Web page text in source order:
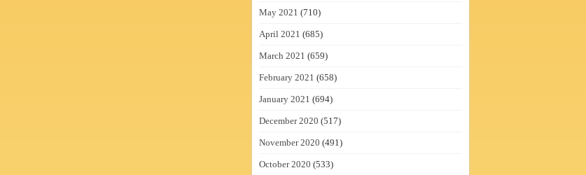
May 2021 (710)
April 2021 (685)
March 2021 (659)
February 2021 (658)
January 2021 (694)
December 2020 (517)
November 2020 (491)
October 2020 (533)